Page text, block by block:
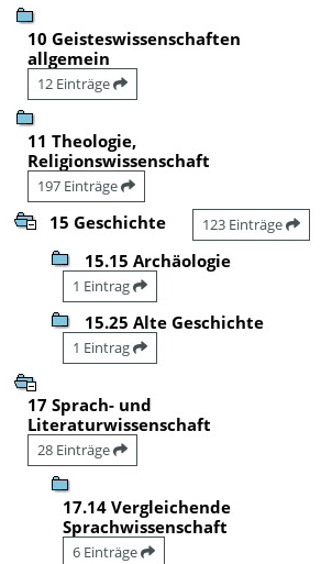
10 Geisteswissenschaften
allgemein
12 Einträge
11 Theologie,
Religionswissenschaft
197 Einträge
15 Geschichte 123 Einträge
15.15 Archäologie
1 Eintrag
15.25 Alte Geschichte
1 Eintrag
17 Sprach- und
Literaturwissenschaft
28 Einträge
17.14 Vergleichende
Sprachwissenschaft
6 Einträge